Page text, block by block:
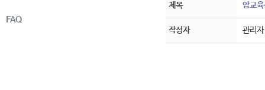
FAQ
제목 암교
작성자 관리자